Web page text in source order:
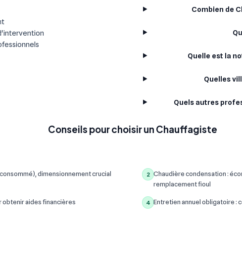
Combien de
Quelle est la
Quelles
Quels autres
Conseils pour choisir un Chauffagiste
dimensionnement crucial 2 Chaudière condensation :
remplacement fioul
obtenir aides financières 4 Entretien annuel obligatoire :